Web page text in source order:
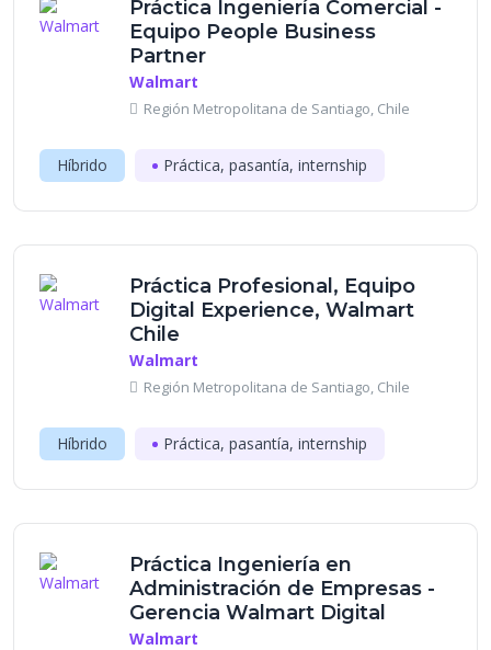
Práctica Ingeniería Comercial -
Equipo People Business
Partner
Walmart
Región Metropolitana de Santiago, Chile
Híbrido Práctica, pasantía, internship
Práctica Profesional, Equipo
Digital Experience, Walmart
Chile
Walmart
Región Metropolitana de Santiago, Chile
Híbrido Práctica, pasantía, internship
Práctica Ingeniería en
Administración de Empresas -
Gerencia Walmart Digital
Walmart